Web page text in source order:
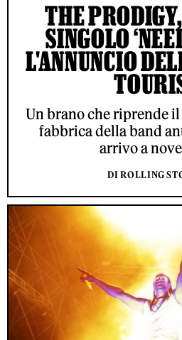
THE
SINGOLO
L'ANNUNCIO
Un brano che riprende
fabbrica della band
arrivo a
DI ROLLING